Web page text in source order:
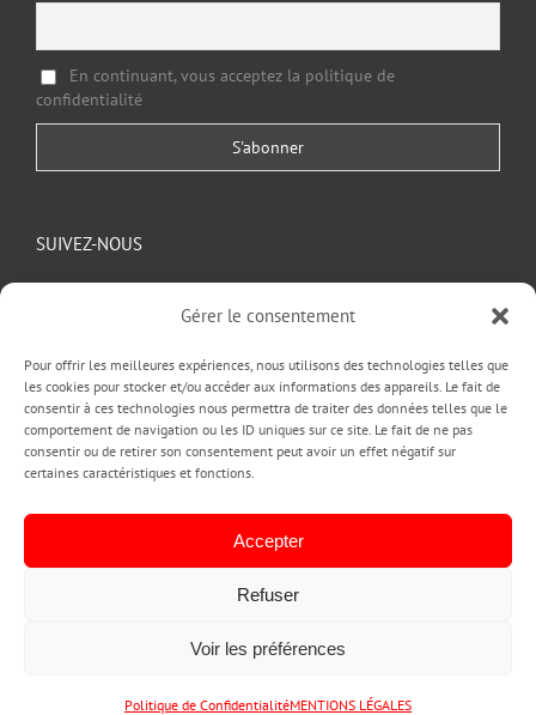
Gérer le consentement
Pour offrir les meilleures expériences, nous utilisons des technologies telles que
les cookies pour stocker et/ou accéder aux informations des appareils. Le fait de
consentir à ces technologies nous permettra de traiter des données telles que le
comportement de navigation ou les ID uniques sur ce site. Le fait de ne pas
consentir ou de retirer son consentement peut avoir un effet négatif sur
certaines caractéristiques et fonctions.
Accepter
Refuser
Voir les préférences
Politique de ConfidentialitéMENTIONS LÉGALES
En continuant, vous acceptez la politique de
confidentialité
SUIVEZ-NOUS
LOGO ET CHARTE GRAPHIQUE |A QUOI SERT UN LOGO |
STAND ET KIT SALON |ACTUALITÉS |
POLITIQUE DE CONFIDENTIALITE
Téléphone
Email InstagramLinkedIn